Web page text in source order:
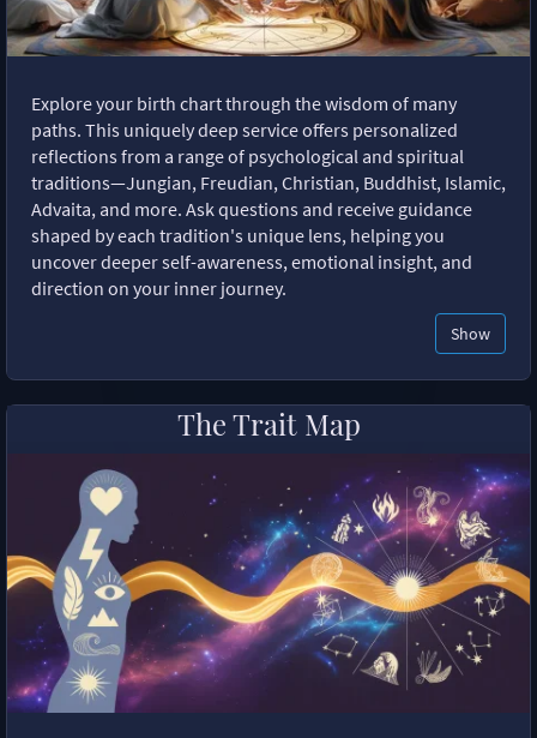
Explore your birth chart through the wisdom of many
paths. This uniquely deep service offers personalized
reflections from a range of psychological and spiritual
traditions—Jungian, Freudian, Christian, Buddhist, Islamic,
Advaita, and more. Ask questions and receive guidance
shaped by each tradition's unique lens, helping you
uncover deeper self-awareness, emotional insight, and
direction on your inner journey.
Show
The Trait Map